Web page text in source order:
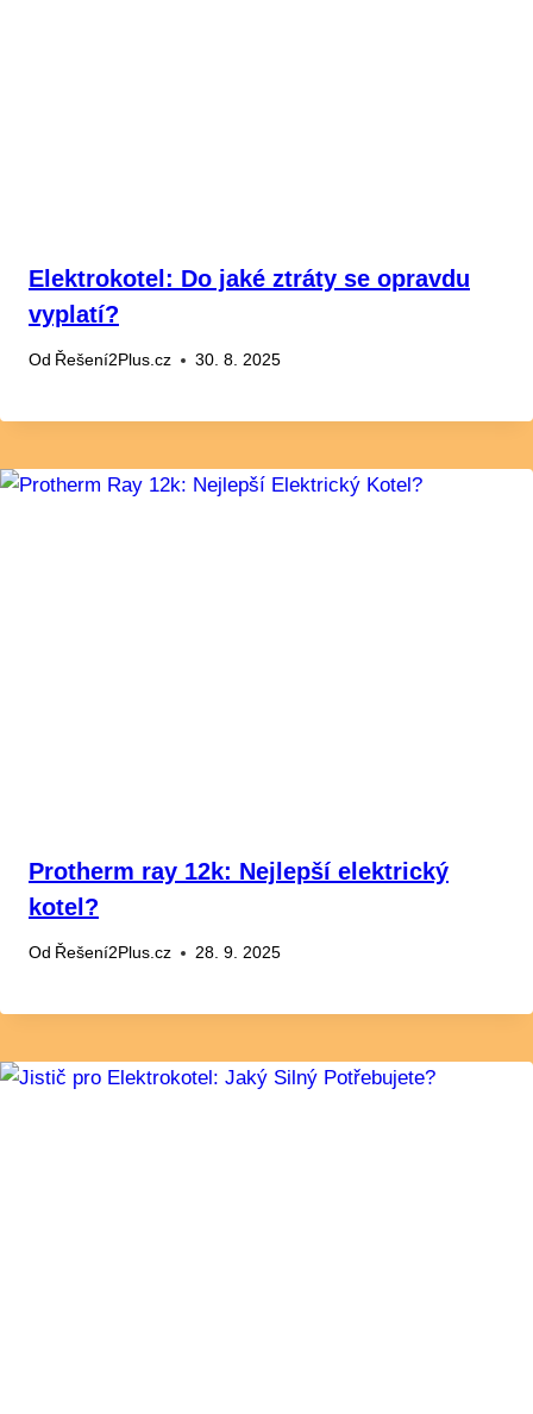
Elektrokotel: Do jaké ztráty se opravdu
vyplatí?
Od Řešení2Plus.cz 30. 8. 2025
Protherm ray 12k: Nejlepší elektrický
kotel?
Od Řešení2Plus.cz 28. 9. 2025